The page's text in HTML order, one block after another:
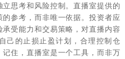
思考和风险控制。直播室提供的
参考，而非唯一依据。投资者应
受能力和交易策略，对直播内容
己的止损止盈计划，合理控制仓
住，直播室是一个工具，而非万